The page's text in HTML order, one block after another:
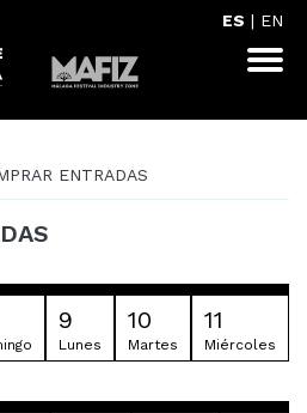
ES | EN
ENTRADAS
9
Lunes
10
Martes
11
Miércoles